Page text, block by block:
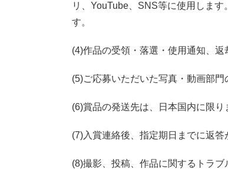
リ、YouTube、SNS等に使用しま
す。
(4)作品の受領・落選・使用通知、返
(5)ご応募いただいた写真・動画部
(6)賞品の発送先は、日本国内に限り
(7)入賞連絡後、指定期日までに返答
(8)撮影、投稿、作品に関するトラ